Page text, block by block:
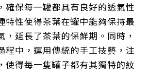
確保每一罐都具有良好的透氣性
特性使得茶葉在罐中能夠保持最
，延長了茶葉的保鮮期。同時，
程中，運用傳統的手工技藝，注
使得每一隻罐子都有其獨特的紋